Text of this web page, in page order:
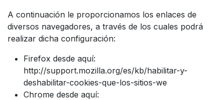
A continuación le proporcionamos los enlaces de
diversos navegadores, a través de los cuales podrá
realizar dicha configuración:
Firefox desde aquí:
http://support.mozilla.org/es/kb/habilitar-y-
deshabilitar-cookies-que-los-sitios-we
Chrome desde aquí: